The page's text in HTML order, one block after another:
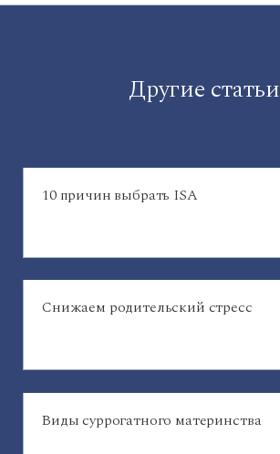
Другие статьи
10 причин выбрать ISA
Снижаем родительский стресс
Виды суррогатного материнства